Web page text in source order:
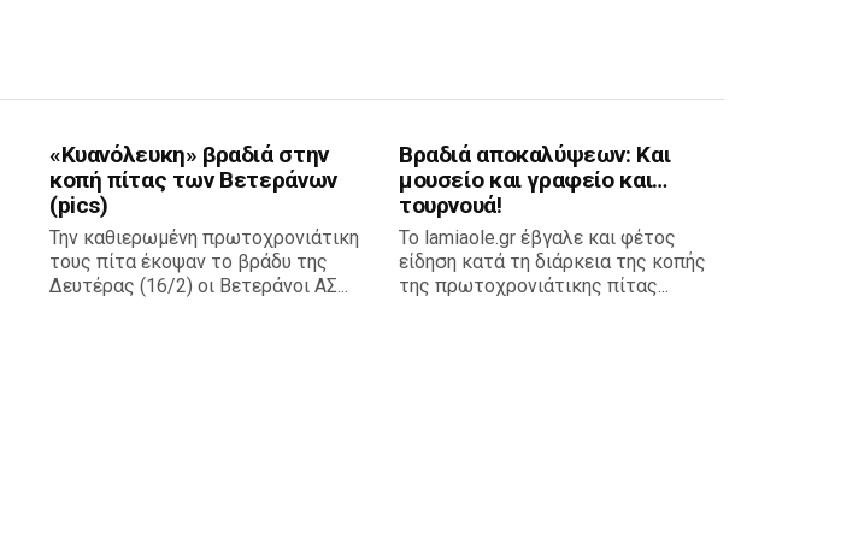
«Κυανόλευκη» βραδιά στην
κοπή πίτας των Βετεράνων
(pics)
Την καθιερωμένη πρωτοχρονιάτικη
τους πίτα έκοψαν το βράδυ της
Δευτέρας (16/2) οι Βετεράνοι ΑΣ...
Βραδιά αποκαλύψεων: Και
μουσείο και γραφείο και…
τουρνουά!
Το lamiaole.gr έβγαλε και φέτος
είδηση κατά τη διάρκεια της κοπής
της πρωτοχρονιάτικης πίτας...